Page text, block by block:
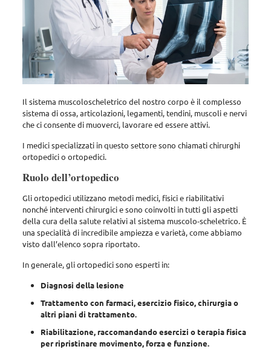
Il sistema muscoloscheletrico del nostro corpo è il complesso
sistema di ossa, articolazioni, legamenti, tendini, muscoli e nervi
che ci consente di muoverci, lavorare ed essere attivi.
I medici specializzati in questo settore sono chiamati chirurghi
ortopedici o ortopedici.
Ruolo dell’ortopedico
Gli ortopedici utilizzano metodi medici, fisici e riabilitativi
nonché interventi chirurgici e sono coinvolti in tutti gli aspetti
della cura della salute relativi al sistema muscolo-scheletrico. È
una specialità di incredibile ampiezza e varietà, come abbiamo
visto dall’elenco sopra riportato.
In generale, gli ortopedici sono esperti in:
Diagnosi della lesione
Trattamento con farmaci, esercizio fisico, chirurgia o
altri piani di trattamento.
Riabilitazione, raccomandando esercizi o terapia fisica
per ripristinare movimento, forza e funzione.